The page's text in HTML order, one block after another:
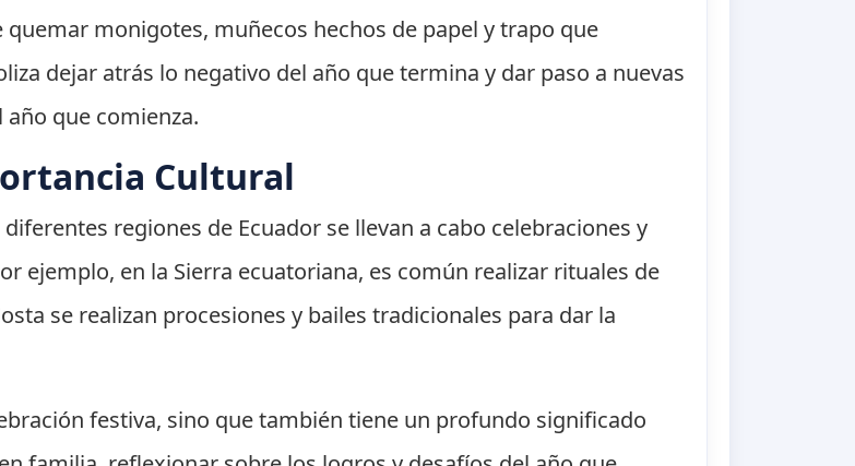
monigotes, muñecos hechos de papel y trapo que
dejar atrás lo negativo del año que termina y dar paso a nuevas
que comienza.
Cultural
regiones de Ecuador se llevan a cabo celebraciones y
ejemplo, en la Sierra ecuatoriana, es común realizar rituales de
se realizan procesiones y bailes tradicionales para dar la
festiva, sino que también tiene un profundo significado